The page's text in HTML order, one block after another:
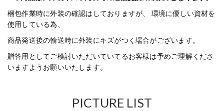
梱包作業時に外装の確認はしておりますが、 環境に優しい資材を
使用している為、
商品発送後の輸送時に外装にキズがつく場合がございます。
贈答用としてご検討いただいていてるお客様は予めご理解くださ
いますようお願いいたします。
PICTURE LIST